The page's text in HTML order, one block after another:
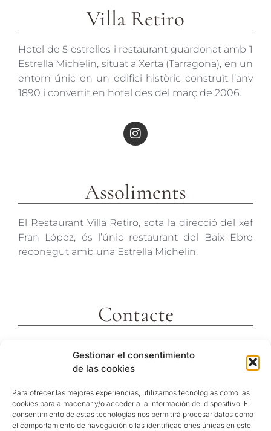
Gestionar el consentimiento
de las cookies
Para ofrecer las mejores experiencias, utilizamos tecnologías como las
cookies para almacenar y/o acceder a la información del dispositivo. El
consentimiento de estas tecnologías nos permitirá procesar datos como
el comportamiento de navegación o las identificaciones únicas en este
Villa Retiro
Hotel de 5 estrelles i restaurant guardonat amb 1
Estrella Michelin, situat a Xerta (Tarragona), en un
entorn únic en un edifici històric construït l’any
1890 i convertit en hotel des del març de 2006.
Assoliments
El Restaurant Villa Retiro, sota la direcció del xef
Fran López, és l’únic restaurant del Baix Ebre
reconegut amb una Estrella Michelin.
Contacte
43592 Xerta
Tarragona (España)
Telf. +34 977473810
Coordenades GPS:
40º 54′ 31″ N / 0º 29′ 26″ E